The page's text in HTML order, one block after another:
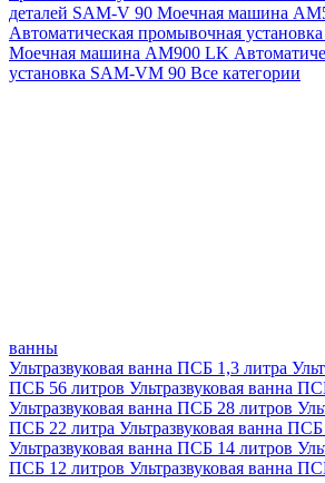
деталей SAM-V 90 Моечная машина
Автоматическая промывочная
Моечная машина AM900 LK
установка SAM-VM 90 Все категории
ванны
Ультразвуковая ванна ПСБ 1,3 литра
ПСБ 56 литров Ультразвуковая ванна
Ультразвуковая ванна ПСБ 28 литров
ПСБ 22 литра Ультразвуковая ванна
Ультразвуковая ванна ПСБ 14 литров
ПСБ 12 литров Ультразвуковая ванна